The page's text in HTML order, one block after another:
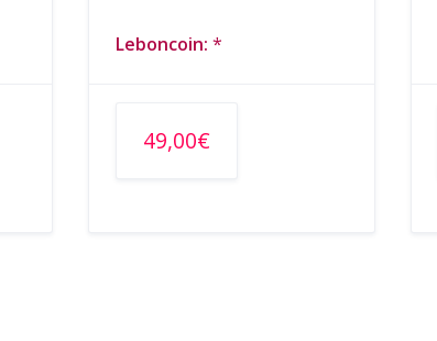
Leboncoin: *
49,00€